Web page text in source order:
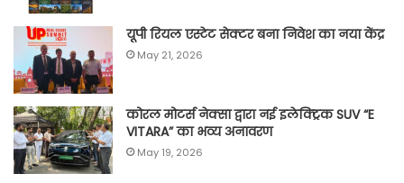
यूपी रियल एस्टेट सेक्टर बना निवेश का नया केंद्र
May 21, 2026
कोरल मोटर्स नेक्सा द्वारा नई इलेक्ट्रिक SUV “E
VITARA” का भव्य अनावरण
May 19, 2026